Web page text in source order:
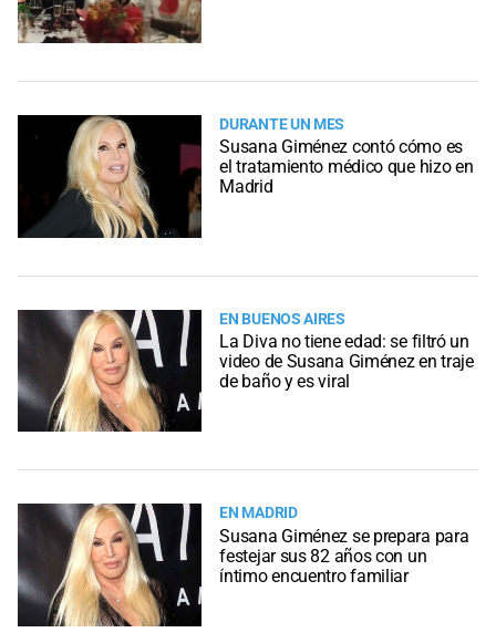
DURANTE UN MES
Susana Giménez contó cómo es
el tratamiento médico que hizo en
Madrid
EN BUENOS AIRES
La Diva no tiene edad: se filtró un
video de Susana Giménez en traje
de baño y es viral
EN MADRID
Susana Giménez se prepara para
festejar sus 82 años con un
íntimo encuentro familiar